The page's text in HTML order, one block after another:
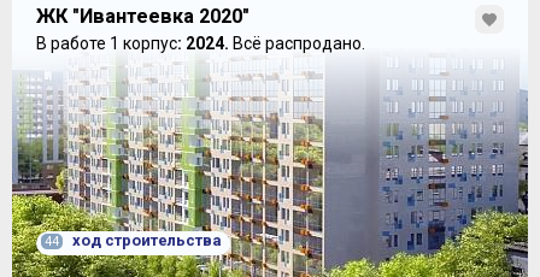
ЖК "Ивантеевка 2020"
В работе 1 корпус: 2024. Всё распродано.
44 ход строительства